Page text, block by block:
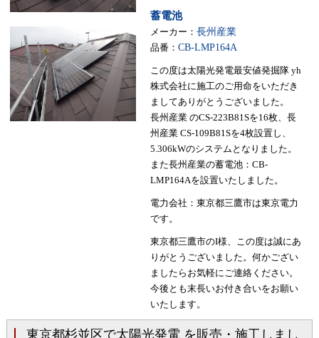
蓄電池
メーカー： 長州産業
品番： CB-LMP164A
この度は太陽光発電最安値発掘隊 yh
株式会社に施工のご用命をいただき
ましてありがとうございました。
長州産業 のCS-223B81Sを16枚、長
州産業 CS-109B81Sを4枚設置し、
5.306kWのシステムとなりました。
また長州産業の蓄電池：CB-
LMP164Aを設置いたしました。
電力会社：東京都三鷹市は東京電力
です。
東京都三鷹市のI様、この度は誠にあ
りがとうございました。何かござい
ましたらお気軽にご連絡ください。
今後とも末長いお付き合いをお願い
いたします。
東京都杉並区で太陽光発電 を販売・施工しまし